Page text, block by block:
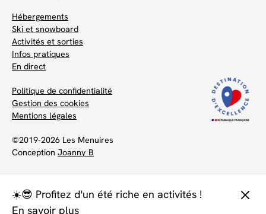
Hébergements
Ski et snowboard
Activités et sorties
Infos pratiques
En direct
Politique de confidentialité
Gestion des cookies
Mentions légales
©2019-2026 Les Menuires
Conception Joanny B
☀️😎 Profitez d'un été riche en activités !
En savoir plus